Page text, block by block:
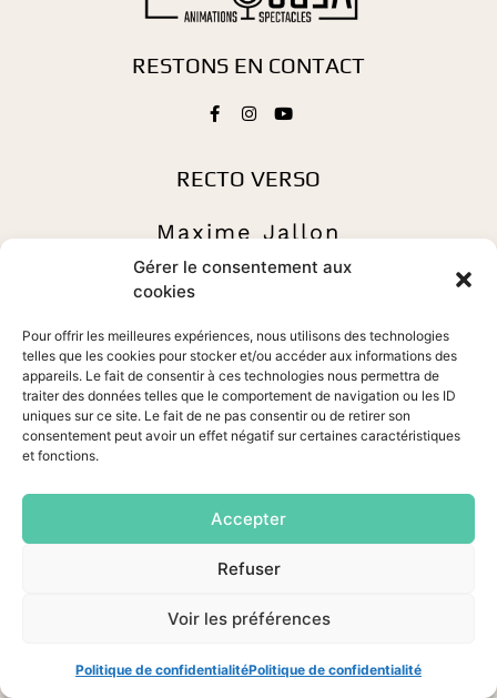
Gérer le consentement aux
cookies
Pour offrir les meilleures expériences, nous utilisons des technologies
telles que les cookies pour stocker et/ou accéder aux informations des
appareils. Le fait de consentir à ces technologies nous permettra de
traiter des données telles que le comportement de navigation ou les ID
uniques sur ce site. Le fait de ne pas consentir ou de retirer son
consentement peut avoir un effet négatif sur certaines caractéristiques
et fonctions.
Accepter
Refuser
Voir les préférences
Politique de confidentialitéPolitique de confidentialité
RESTONS EN CONTACT
RECTO VERSO
Maxime Jallon
2, place du Portalet
34320 Margon
06.01.84.31.60
contact@rectoversoanimation.fr
Tributes to
spectacles